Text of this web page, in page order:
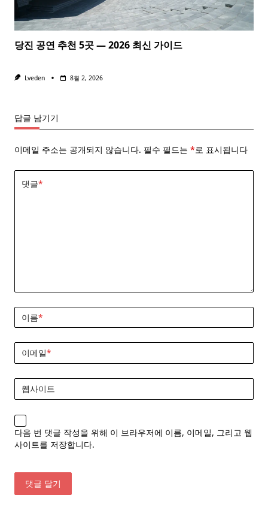
당진 공연 추천 5곳 — 2026 최신 가이드
Lveden 8월 2, 2026
답글 남기기
이메일 주소는 공개되지 않습니다. 필수 필드는 *로 표시됩니다
댓글*
이름*
이메일*
웹사이트
다음 번 댓글 작성을 위해 이 브라우저에 이름, 이메일, 그리고 웹
사이트를 저장합니다.